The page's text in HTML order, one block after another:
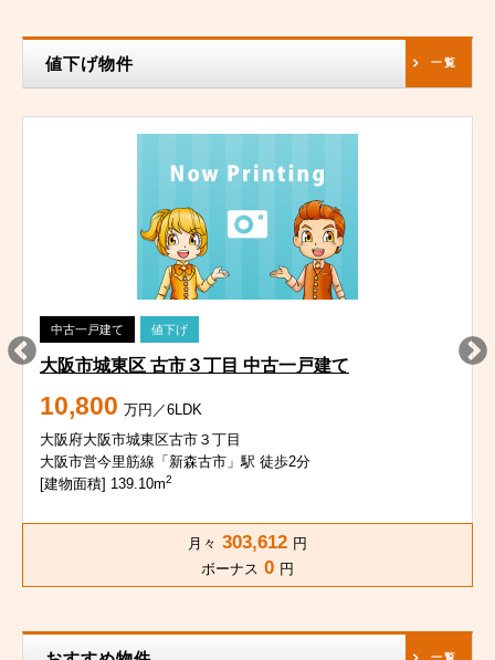
値下げ物件 一覧
中古一戸建て 値下げ
大阪市城東区 古市３丁目 中古一戸建て
10,800 万円／6LDK
大阪府大阪市城東区古市３丁目
大阪市営今里筋線「新森古市」駅 徒歩2分
[建物面積] 139.10m2
月々 303,612 円
ボーナス 0 円
一覧